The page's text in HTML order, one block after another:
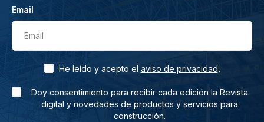
Email
Email
He leído y acepto el aviso de privacidad.
Doy consentimiento para recibir cada edición la Revista
digital y novedades de productos y servicios para
construcción.